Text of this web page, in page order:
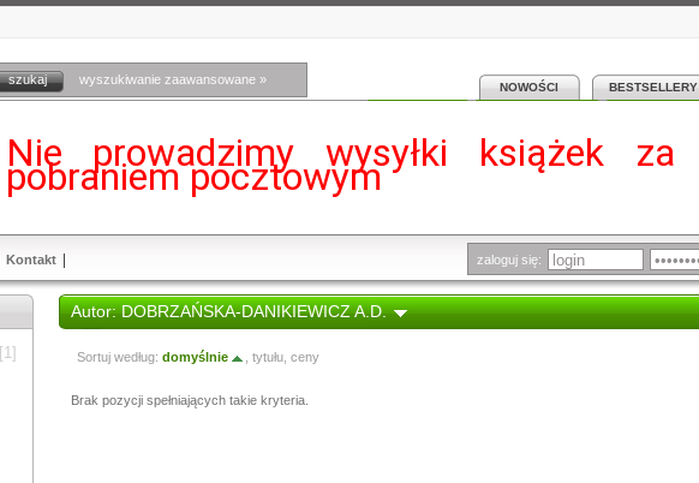
wyszukiwanie zaawansowane »
NOWOŚCI BESTSELLERY
Nie prowadzimy wysyłki książek za
pobraniem pocztowym
Kontakt zaloguj się:
[1]
Autor: DOBRZAŃSKA-DANIKIEWICZ A.D.
Sortuj według: domyślnie tytułu, ceny
Brak pozycji spełniających takie kryteria.